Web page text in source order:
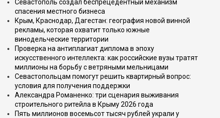
Севастополь создал беспрецедентный механизм
спасения местного бизнеса
Крым, Краснодар, Дагестан: география новой винной
рекламы, которая охватит только южные
винодельческие территории
Проверка на антиплагиат диплома в эпоху
искусственного интеллекта: как российские вузы тратят
миллионы на борьбу с ветряными мельницами
Севастопольцам помогут решить квартирный вопрос:
условия для получения поддержки
Александра Романенко: три сценария выживания
строительного ритейла в Крыму 2026 года
Пять миллионов восемьсот тысяч рублей украли у